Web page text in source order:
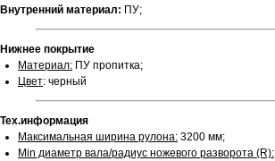
Внутренний материал: ПУ;
Нижнее покрытие
Материал: ПУ пропитка;
Цвет: черный
Тех.информация
Максимальная ширина рулона: 3200 мм;
Min диаметр вала/радиус ножевого разворота (R):